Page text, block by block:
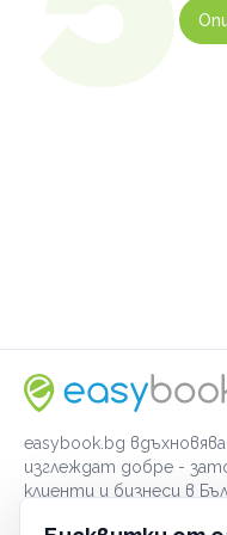
easybook.bg
изглеждат добре -
клиенти и бизнеси в